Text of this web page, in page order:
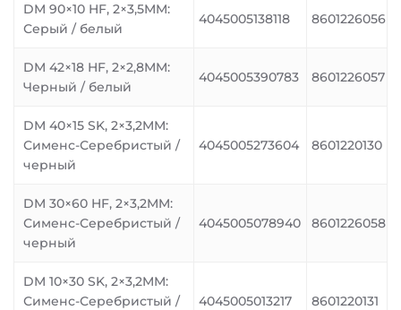
DM 90×10 HF, 2×3,5MM:
Серый / белый
4045005138118 8601226056
DM 42×18 HF, 2×2,8MM:
Черный / белый
4045005390783 8601226057
DM 40×15 SK, 2×3,2MM:
Сименс-Серебристый /
черный
4045005273604 8601220130
DM 30×60 HF, 2×3,2MM:
Сименс-Серебристый /
черный
4045005078940 8601226058
DM 10×30 SK, 2×3,2MM:
Сименс-Серебристый /
4045005013217 8601220131